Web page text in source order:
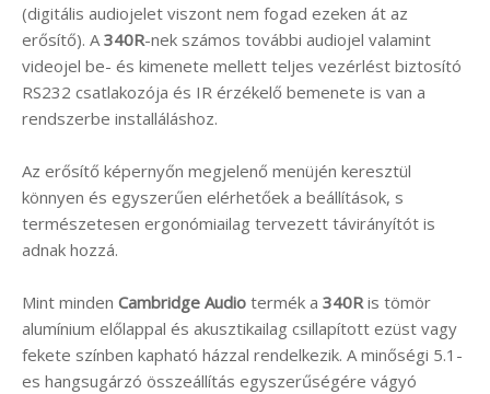
(digitális audiojelet viszont nem fogad ezeken át az
erősítő). A 340R-nek számos további audiojel valamint
videojel be- és kimenete mellett teljes vezérlést biztosító
RS232 csatlakozója és IR érzékelő bemenete is van a
rendszerbe installáláshoz.
Az erősítő képernyőn megjelenő menüjén keresztül
könnyen és egyszerűen elérhetőek a beállítások, s
természetesen ergonómiailag tervezett távirányítót is
adnak hozzá.
Mint minden Cambridge Audio termék a 340R is tömör
alumínium előlappal és akusztikailag csillapított ezüst vagy
fekete színben kapható házzal rendelkezik. A minőségi 5.1-
es hangsugárzó összeállítás egyszerűségére vágyó